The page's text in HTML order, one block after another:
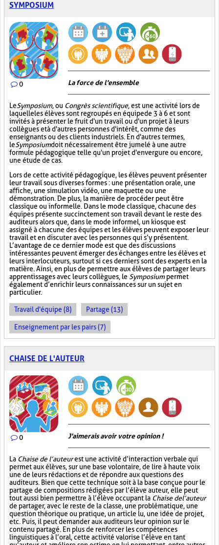
SYMPOSIUM
0 La force de l'ensemble
LeSymposium, ou Congrès scientifique, est une activité lors de
laquelle les élèves sont regroupés en équipe de 3 à 6 et sont
invités à présenter le fruit d'un travail ou d'un projet à leurs
collègues et à d'autres personnes d'intérêt, comme des
enseignants ou des clients industriels. En d'autres termes,
leSymposiumdoit nécessairement être jumelé à une autre
formule pédagogique telle qu'un projet d'envergure ou encore,
une étude de cas.
Lors de cette activité pédagogique, les élèves peuvent présenter
leur travail sous diverses formes : une présentation orale, une
affiche, une simulation vidéo, une maquette ou une
démonstration. De plus, la manière de procéder peut être
classique ou informelle. Dans le mode classique, chacune des
équipes présente succinctement son travail devant le reste des
auditeurs alors que, dans le mode informel, un kiosque est
assigné à chacune des équipes et les élèves peuvent exposer leur
travail et en discuter avec les personnes qui s’y présentent.
L’avantage de ce dernier mode est que des discussions
intéressantes peuvent émerger des échanges entre les élèves et
leurs interlocuteurs, surtout si ces derniers sont des experts en la
matière. Ainsi, en plus de permettre aux élèves de partager leurs
apprentissages avec leurs collègues, le Symposiumpermet
également d’enrichir leurs connaissances sur un sujet en
particulier.
Travail d'équipe (8) Partage (13)
Enseignement par les pairs (7)
CHAISE DE L'AUTEUR
0 J'aimerais avoir votre opinion !
La Chaise de l’auteurest une activité d’interaction verbale qui
permet aux élèves, sur une base volontaire, de lire à haute voix
une de leurs rédactions et de répondre aux questions des
auditeurs. Bien que cette technique soit à la base conçue pour le
partage de compositions rédigées par l’élève auteur, elle peut
tout aussi bien permettre à l’élève occupant la Chaise de l’auteur
de partager, avec le reste de la classe, une problématique, une
question théorique ou pratique, un article lu, une idée de projet,
etc. Puis, il peut demander aux auditeurs leur opinion sur le
contenu partagé. En plus de renforcer les compétences
linguistiques à l’oral, cette activité valorise l’élève en tant